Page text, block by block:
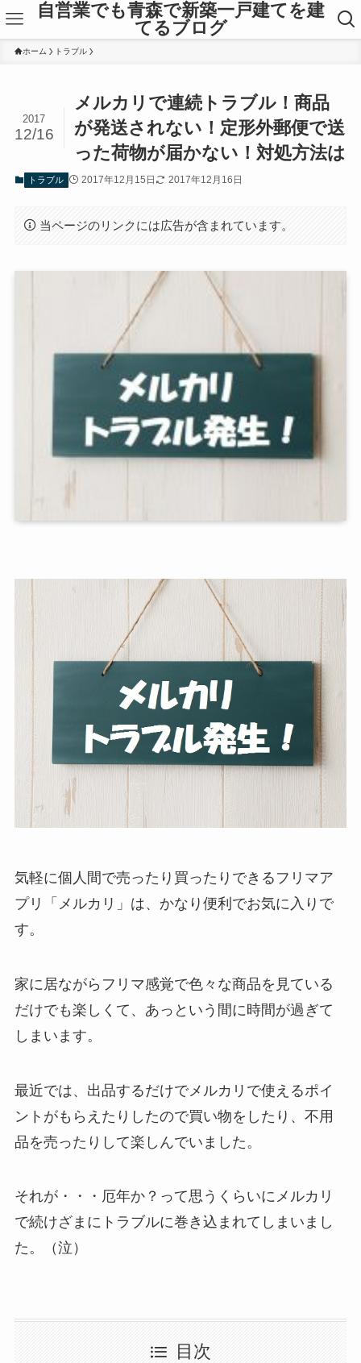
自営業でも青森で新築一戸建てを建
てるブログ
ホーム トラブル
メルカリで連続トラブル！商品
が発送されない！定形外郵便で送
った荷物が届かない！対処方法は
2017
12/16
トラブル 2017年12月15日 2017年12月16日
当ページのリンクには広告が含まれています。
気軽に個人間で売ったり買ったりできるフリマア
プリ「 メルカリ 」は、かなり便利でお気に入りで
す。
家に居ながらフリマ感覚で色々な商品を見ている
だけでも楽しくて、あっという間に時間が過ぎて
しまいます。
最近では、出品するだけでメルカリで使えるポイ
ントがもらえたりしたので買い物をしたり、不用
品を売ったりして楽しんでいました。
それが・・・厄年か？って思うくらいにメルカリ
で続けざまにトラブルに巻き込まれてしまいまし
た。（泣）
目次